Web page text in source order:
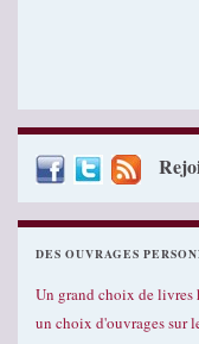
DES OUVRAGES
Un grand choix de livres
un choix d'ouvrages sur